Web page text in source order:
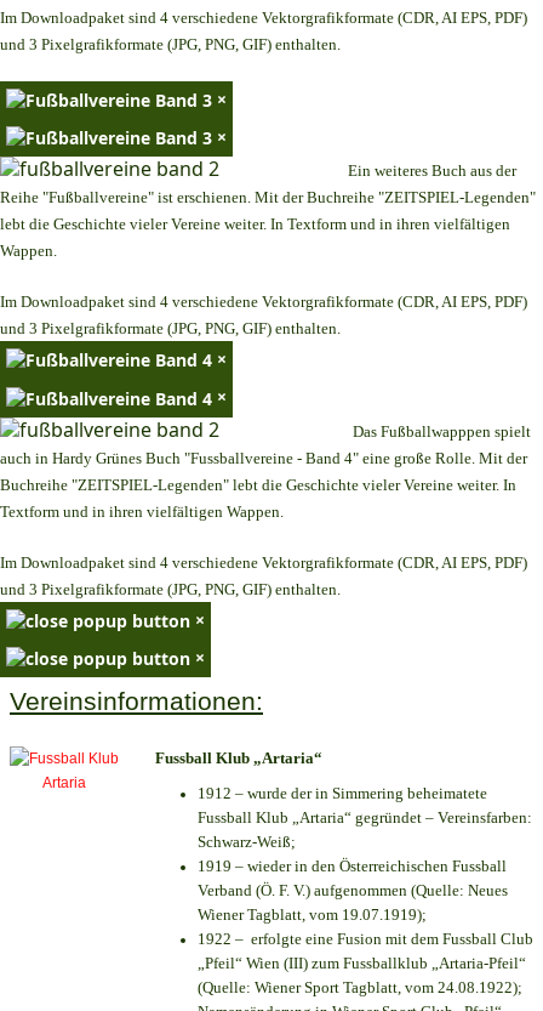
Im Downloadpaket sind 4 verschiedene Vektorgrafikformate (CDR, AI EPS, PDF)
und 3 Pixelgrafikformate (JPG, PNG, GIF) enthalten.
×
×
Ein weiteres Buch aus der
Reihe "Fußballvereine" ist erschienen. Mit der Buchreihe "ZEITSPIEL-Legenden"
lebt die Geschichte vieler Vereine weiter. In Textform und in ihren vielfältigen
Wappen.
Im Downloadpaket sind 4 verschiedene Vektorgrafikformate (CDR, AI EPS, PDF)
und 3 Pixelgrafikformate (JPG, PNG, GIF) enthalten.
×
×
Das Fußballwapppen spielt
auch in Hardy Grünes Buch "Fussballvereine - Band 4" eine große Rolle. Mit der
Buchreihe "ZEITSPIEL-Legenden" lebt die Geschichte vieler Vereine weiter. In
Textform und in ihren vielfältigen Wappen.
Im Downloadpaket sind 4 verschiedene Vektorgrafikformate (CDR, AI EPS, PDF)
und 3 Pixelgrafikformate (JPG, PNG, GIF) enthalten.
×
×
Vereinsinformationen:
Fussball Klub „Artaria“
1912 – wurde der in Simmering beheimatete
Fussball Klub „Artaria“ gegründet – Vereinsfarben:
Schwarz-Weiß;
1919 – wieder in den Österreichischen Fussball
Verband (Ö. F. V.) aufgenommen (Quelle: Neues
Wiener Tagblatt, vom 19.07.1919);
1922 – erfolgte eine Fusion mit dem Fussball Club
„Pfeil“ Wien (III) zum Fussballklub „Artaria-Pfeil“
(Quelle: Wiener Sport Tagblatt, vom 24.08.1922);